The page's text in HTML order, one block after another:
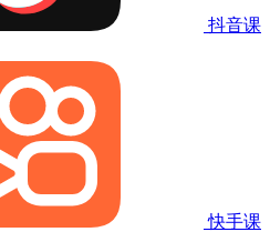
抖音课
快手课